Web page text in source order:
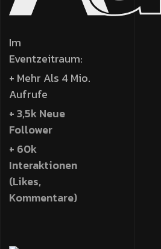
Im
Eventzeitraum:
+ Mehr Als 4 Mio.
Aufrufe
+ 3,5k Neue
Follower
+ 60k
Interaktionen
(Likes,
Kommentare)